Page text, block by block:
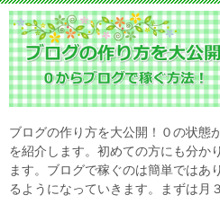
ブログの作り方を大公開！０の状態
を紹介します。初めての方にも分か
ます。ブログで稼ぐのは簡単ではあ
るようになっていきます。まずは月